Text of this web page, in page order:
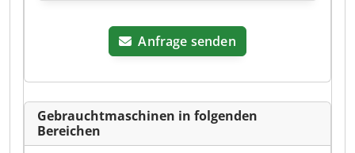
Anfrage senden
Gebrauchtmaschinen in folgenden
Bereichen